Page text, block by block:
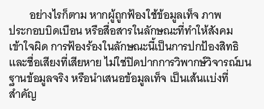
อย่างไรก็ตาม หากผู้ถูกฟ้องใช้ข้อมูลเท็จ ภาพ
ประกอบบิดเบือน หรือสื่อสารในลักษณะที่ทำให้สังคม
เข้าใจผิด การฟ้องร้องในลักษณะนี้เป็นการปกป้องสิทธิ
และชื่อเสียงที่เสียหาย ไม่ใช่ปิดปากการวิพากษ์วิจารณ์บน
ฐานข้อมูลจริง หรือนำเสนอข้อมูลเท็จ เป็นเส้นแบ่งที่
สำคัญ